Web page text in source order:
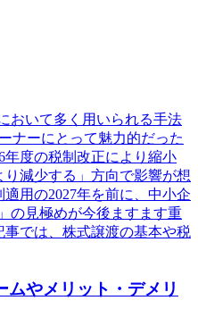
おいて多く用いられる手法
ナーにとって魅力的だった
年度の税制改正により縮小
減少する」方向で影響が想
用の2027年を前に、中小企
の見極めが今後ますます重
では、株式譲渡の基本や税
やメリット・デメリ